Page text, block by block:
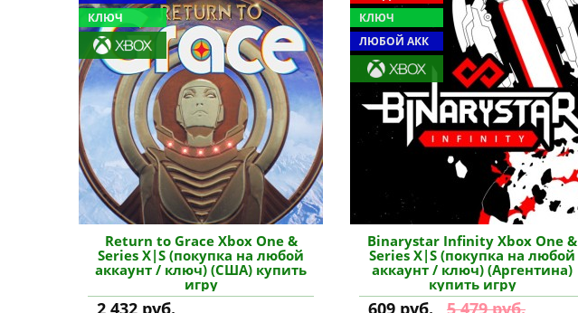
КЛЮЧ
Return to Grace Xbox One &
Series X|S (покупка на любой
аккаунт / ключ) (США) купить
игру
2 432 руб.
КЛЮЧ
ЛЮБОЙ АКК
Binarystar Infinity Xbox One &
Series X|S (покупка на любой
аккаунт / ключ) (Аргентина)
купить игру
609 руб. 5 479 руб.